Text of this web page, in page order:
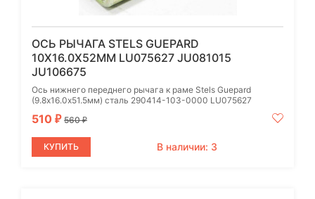
ОСЬ РЫЧАГА STELS GUEPARD
10Х16.0Х52ММ LU075627 JU081015
JU106675
Ось нижнего переднего рычага к раме Stels Guepard
(9.8х16.0х51.5мм) сталь 290414-103-0000 LU075627
510 ₽ 560₽
КУПИТЬ В наличии: 3